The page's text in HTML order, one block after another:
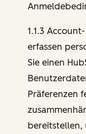
1.1.3
erfassen
Sie einen
Präferenzen
bereitstellen,